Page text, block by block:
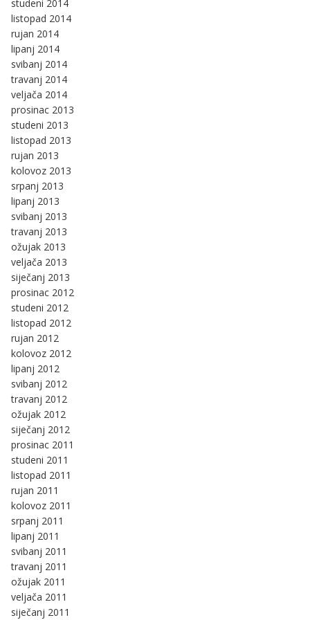
studeni 2014
listopad 2014
rujan 2014
lipanj 2014
svibanj 2014
travanj 2014
veljača 2014
prosinac 2013
studeni 2013
listopad 2013
rujan 2013
kolovoz 2013
srpanj 2013
lipanj 2013
svibanj 2013
travanj 2013
ožujak 2013
veljača 2013
siječanj 2013
prosinac 2012
studeni 2012
listopad 2012
rujan 2012
kolovoz 2012
lipanj 2012
svibanj 2012
travanj 2012
ožujak 2012
siječanj 2012
prosinac 2011
studeni 2011
listopad 2011
rujan 2011
kolovoz 2011
srpanj 2011
lipanj 2011
svibanj 2011
travanj 2011
ožujak 2011
veljača 2011
siječanj 2011